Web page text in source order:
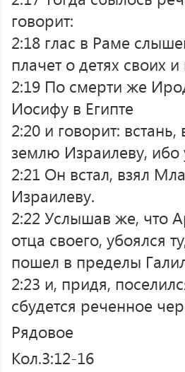
говорит:
2:18 глас в Раме
плачет о детях своих
2:19 По смерти же
Иосифу в Египте
2:20 и говорит:
землю Израилеву,
2:21 Он встал, взял
Израилеву.
2:22 Услышав же, что
отца своего, убоялся
пошел в пределы
2:23 и, придя,
сбудется реченное
Рядовое
Кол.3:12-16